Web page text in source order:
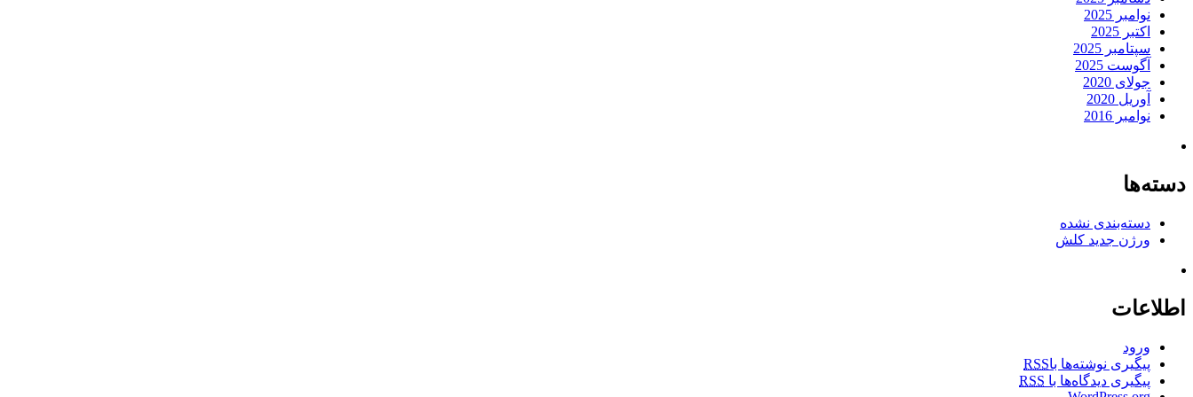
نوامبر 2025
اکتبر 2025
سپتامبر 2025
آگوست 2025
جولای 2020
آوریل 2020
نوامبر 2016
دسته‌ها
دسته‌بندی نشده
ورژن جدید کلش
اطلاعات
ورود
پیگیری نوشته‌ها باRSS
پیگیری دیدگاه‌ها با RSS